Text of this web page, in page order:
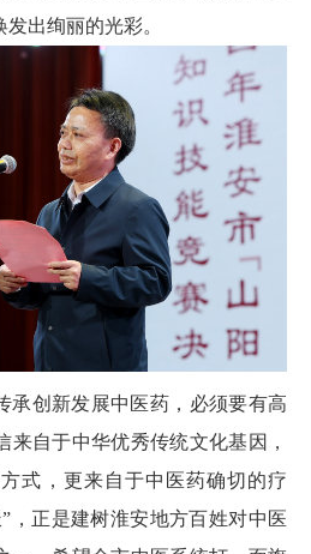
出绚丽的光彩。
承创新发展中医药，必须要有高
来自于中华优秀传统文化基因，
式，更来自于中医药确切的疗
，正是建树淮安地方百姓对中医